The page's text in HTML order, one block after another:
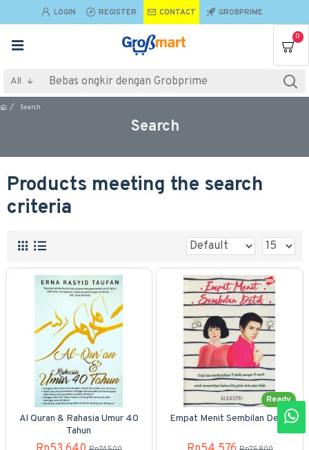
LOGIN REGISTER CONTACT GROBPRIME
0
All
Search
Search
Products meeting the search
criteria
Al Quran & Rahasia Umur 40
Tahun
Ready
Empat Menit Sembilan Detik